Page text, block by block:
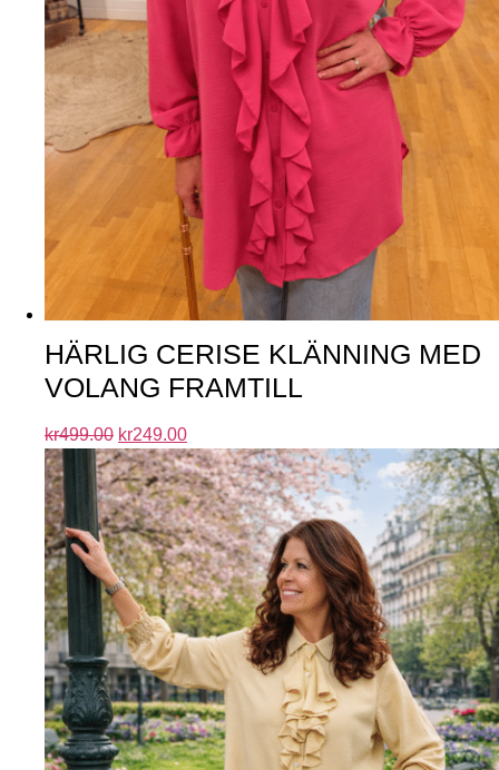
HÄRLIG CERISE KLÄNNING MED
VOLANG FRAMTILL
kr499.00 kr249.00